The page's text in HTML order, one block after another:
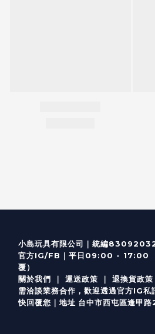
小島玩具有限公司｜統編
官方IG/FB ｜ 平日09:00 - 17:00 （
覆
關於我們 ｜ 運送政策 ｜ 退換貨政策
需洽談業務合作，歡迎透過官方IG私
快回覆您｜ 地址 台中市西屯區逢甲